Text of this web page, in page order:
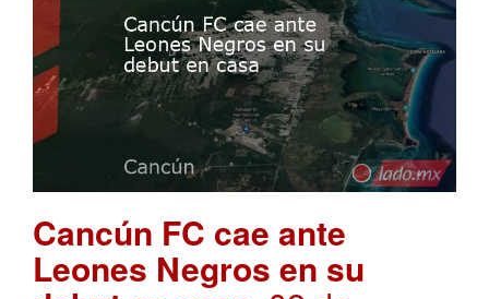
Cancún FC cae ante
Leones Negros en su